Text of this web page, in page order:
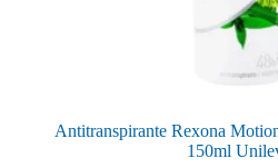
Antitranspirante Rexona
150ml